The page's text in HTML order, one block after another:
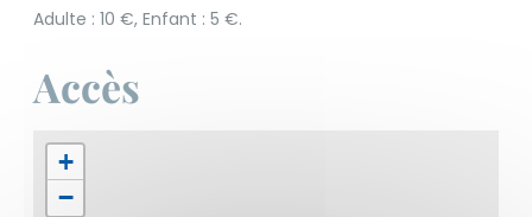
Adulte : 10 €, Enfant : 5 €.
Accès
+
−